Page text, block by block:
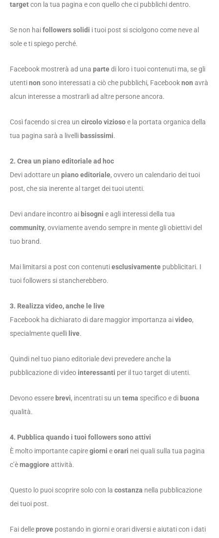
targetcon la tua pagina e con quello che ci pubblichi dentro.
Se non haifollowers solidi i tuoi post si sciolgono come neve al
sole e ti spiego perché.
Facebook mostrerà ad una partedi loro i tuoi contenuti ma, se gli
utentinon sono interessati a ciò che pubblichi, Facebooknon avrà
alcun interesse a mostrarli ad altre persone ancora.
Così facendo si crea un circolo viziosoe la portata organica della
tua pagina sarà a livelli bassissimi.
2. Crea un piano editoriale ad hoc
Devi adottare un piano editoriale, ovvero un calendario dei tuoi
post, che sia inerente al target dei tuoi utenti.
Devi andare incontro ai bisogni e agli interessi della tua
community, ovviamente avendo sempre in mente gli obiettivi del
tuo brand.
Mai limitarsi a post con contenutiesclusivamente pubblicitari. I
tuoi followers si stancherebbero.
3. Realizza video, anche le live
Facebook ha dichiarato di dare maggior importanza aivideo,
specialmente quelli live.
Quindi nel tuo piano editoriale devi prevedere anche la
pubblicazione di video interessanti per il tuo target di utenti.
Devono essere brevi, incentrati su un tema specifico e di buona
qualità.
4. Pubblica quando i tuoi followers sono attivi
È molto importante capiregiorni eorari nei quali sulla tua pagina
c’èmaggioreattività.
Questo lo puoi scoprire solo con la costanza nella pubblicazione
dei tuoi post.
Fai delleprove postando in giorni e orari diversi e aiutati con i dati